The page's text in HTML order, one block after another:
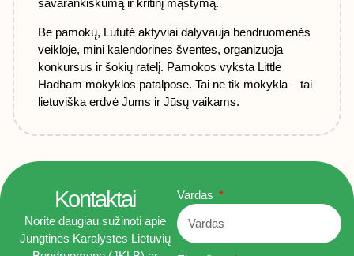
savarankiškumą ir kritinį mąstymą.
Be pamokų, Lututė aktyviai dalyvauja bendruomenės
veikloje, mini kalendorines šventes, organizuoja
konkursus ir šokių ratelį. Pamokos vyksta Little
Hadham mokyklos patalpose. Tai ne tik mokykla – tai
lietuviška erdvė Jums ir Jūsų vaikams.
Kontaktai
Norite daugiau sužinoti apie
Jungtinės Karalystės Lietuvių
Vardas